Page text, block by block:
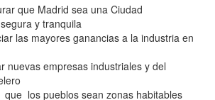
que Madrid sea una Ciudad
y tranquila
las mayores ganancias a la industria en
nuevas empresas industriales y del
que los pueblos sean zonas habitables